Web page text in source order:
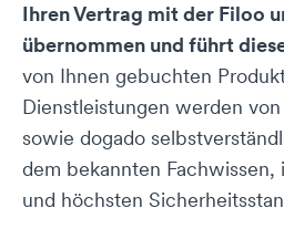
Ihren Vertrag mit der Filoo
übernommen und führt
von Ihnen gebuchten
Dienstleistungen werden
sowie dogado
dem bekannten Fachwissen,
und höchsten